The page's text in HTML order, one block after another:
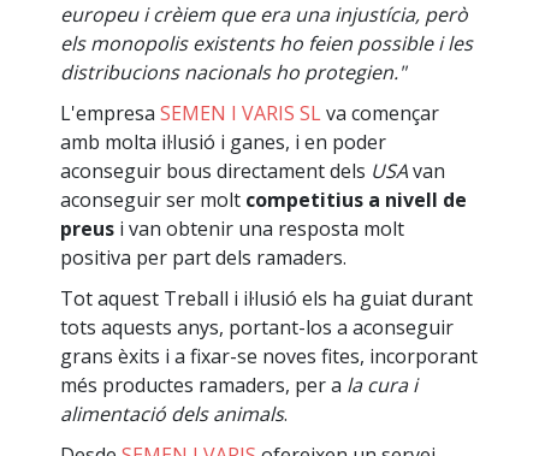
europeu i crèiem que era una injustícia, però
els monopolis existents ho feien possible i les
distribucions nacionals ho protegien."
L'empresa SEMEN I VARIS SLva començar
amb molta il·lusió i ganes, i en poder
aconseguir bous directament dels USAvan
aconseguir ser molt competitius a nivell de
preus i van obtenir una resposta molt
positiva per part dels ramaders.
Tot aquest Treball i il·lusió els ha guiat durant
tots aquests anys, portant-los a aconseguir
grans èxits i a fixar-se noves fites, incorporant
més productes ramaders, per a la cura i
alimentació dels animals.